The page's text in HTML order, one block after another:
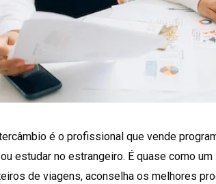
é o profissional que vende
estudar no estrangeiro. É quase como um
de viagens, aconselha os melhores